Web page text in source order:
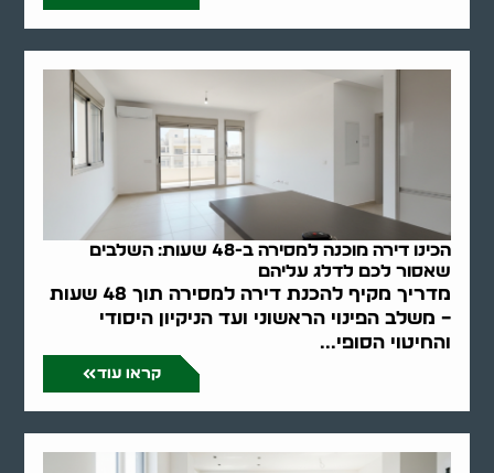
הכינו דירה מוכנה למסירה ב-48 שעות: השלבים
שאסור לכם לדלג עליהם
מדריך מקיף להכנת דירה למסירה תוך 48 שעות
– משלב הפינוי הראשוני ועד הניקיון היסודי
והחיטוי הסופי...
קראו עוד